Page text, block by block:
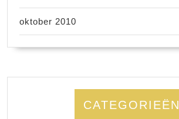
oktober 2010
CATEGORIEËN